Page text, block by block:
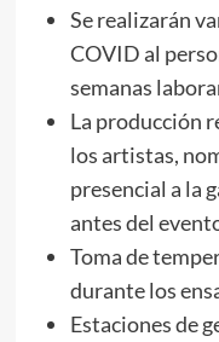
Se realizarán
COVID al
semanas
La producción
los artistas,
presencial a la
antes del
Toma de
durante los
Estaciones de